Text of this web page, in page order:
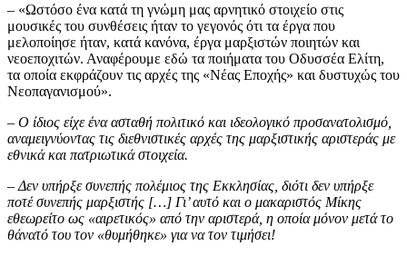
– «Ωστόσο ένα κατά τη γνώμη μας αρνητικό στοιχείο στις
μουσικές του συνθέσεις ήταν το γεγονός ότι τα έργα που
μελοποίησε ήταν, κατά κανόνα, έργα μαρξιστών ποιητών και
νεοεποχιτών. Αναφέρουμε εδώ τα ποιήματα του Οδυσσέα Ελίτη,
τα οποία εκφράζουν τις αρχές της «Νέας Εποχής» και δυστυχώς του
Νεοπαγανισμού».
– Ο ίδιος είχε ένα ασταθή πολιτικό και ιδεολογικό προσανατολισμό,
αναμειγνύοντας τις διεθνιστικές αρχές της μαρξιστικής αριστεράς με
εθνικά και πατριωτικά στοιχεία.
– Δεν υπήρξε συνεπής πολέμιος της Εκκλησίας, διότι δεν υπήρξε
ποτέ συνεπής μαρξιστής […] Γι’ αυτό και ο μακαριστός Μίκης
εθεωρείτο ως «αιρετικός» από την αριστερά, η οποία μόνον μετά το
θάνατό του τον «θυμήθηκε» για να τον τιμήσει!